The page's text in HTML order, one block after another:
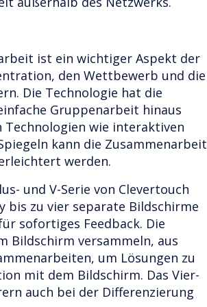
ist ein wichtiger Aspekt der
den Wettbewerb und die
Die Technologie hat die
Gruppenarbeit hinaus
wie interaktiven
kann die Zusammenarbeit
werden.
und V-Serie von Clevertouch
bis zu vier separate Bildschirme
sofortiges Feedback. Die
Bildschirm versammeln, aus
um Lösungen zu
mit dem Bildschirm. Das Vier-
auch bei der Differenzierung